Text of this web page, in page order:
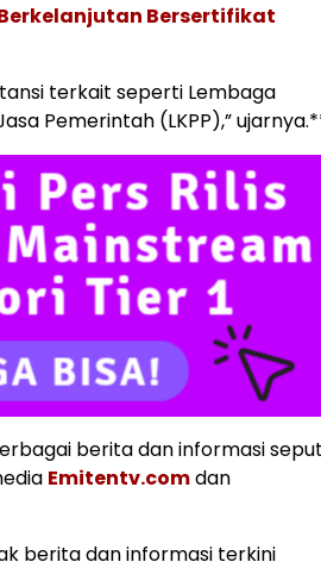
Bersertifikat
terkait seperti Lembaga
Pemerintah (LKPP),”
berita dan informasi
Emitentv.comdan
berita dan informasi terkini